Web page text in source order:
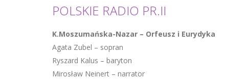
POLSKIE RADIO PR.II
K.Moszumańska-Nazar – Orfeusz i Eurydyka
Agata Zubel – sopran
Ryszard Kalus – baryton
Mirosław Neinert – narrator